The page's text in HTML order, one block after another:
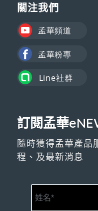
關注我們
訂閱孟華
隨時獲得孟華產品
程、及最新消息